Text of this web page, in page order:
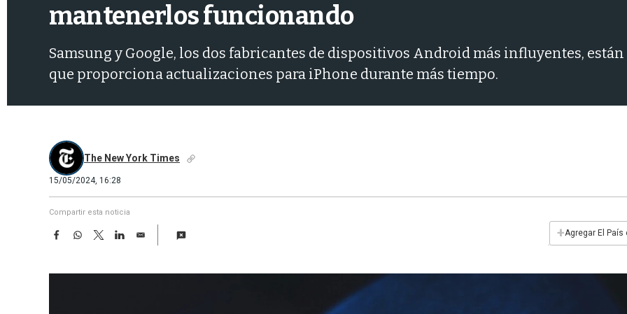
mantenerlos funcionando
Samsung y Google, los dos fabricantes de dispositivos Android más influyentes,
que proporciona actualizaciones para iPhone durante más tiempo.
The New York Times
15/05/2024, 16:28
Compartir esta noticia
F
e
W
t
T
w
t
L
k
E
i
+Agregar El País